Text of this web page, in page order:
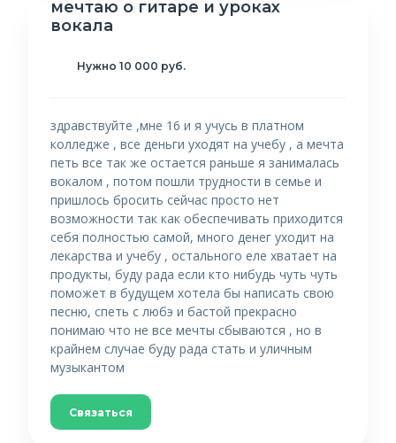
мечтаю о гитаре и уроках
вокала
Нужно 10 000 руб.
здравствуйте ,мне 16 и я учусь в платном
колледже , все деньги уходят на учебу , а мечта
петь все так же остается раньше я занималась
вокалом , потом пошли трудности в семье и
пришлось бросить сейчас просто нет
возможности так как обеспечивать приходится
себя полностью самой, много денег уходит на
лекарства и учебу , остального еле хватает на
продукты, буду рада если кто нибудь чуть чуть
поможет в будущем хотела бы написать свою
песню, спеть с любэ и бастой прекрасно
понимаю что не все мечты сбываются , но в
крайнем случае буду рада стать и уличным
музыкантом
Связаться